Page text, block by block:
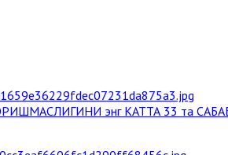
энг КАТТА 33 та